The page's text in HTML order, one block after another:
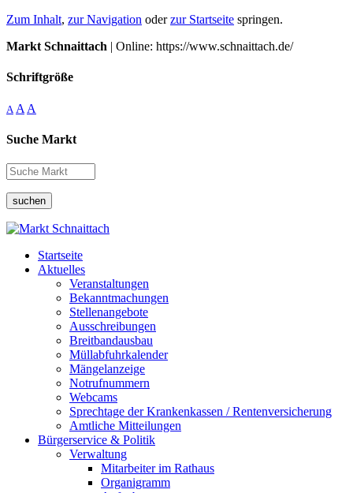
Zum Inhalt, zur Navigation oderzur Startseite springen.
Markt Schnaittach | Online: https://www.schnaittach.de/
Schriftgröße
A A A
Suche Markt
suchen
Startseite
Aktuelles
Veranstaltungen
Bekanntmachungen
Stellenangebote
Ausschreibungen
Breitbandausbau
Müllabfuhrkalender
Mängelanzeige
Notrufnummern
Webcams
Sprechtage der Krankenkassen / Rentenversicherung
Amtliche Mitteilungen
Bürgerservice & Politik
Verwaltung
Mitarbeiter im Rathaus
Organigramm